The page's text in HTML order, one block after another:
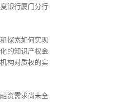
银行厦门分行
探索如何实现
的知识产权金
构对质权的实
资需求尚未全